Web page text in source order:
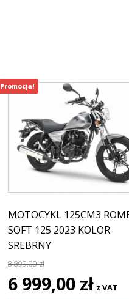
MOTOCYKL 125CM3
SOFT 125 2023 KOLOR
SREBRNY
8 899,00zł
Pierwotna
cena
6 999,00 zł cena
z VAT
Promocja!